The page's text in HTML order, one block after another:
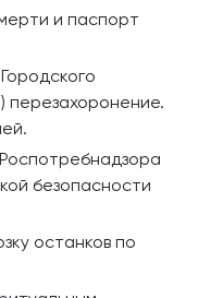
и паспорт
перезахоронение.
безопасности
останков по